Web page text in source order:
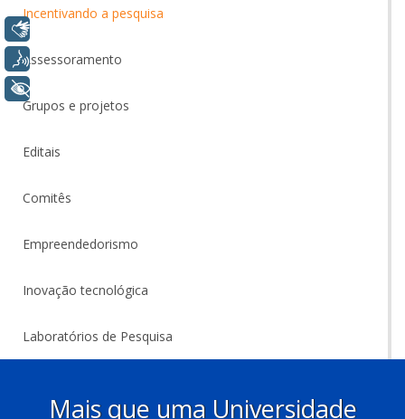
Incentivando a pesquisa
Assessoramento
Grupos e projetos
Editais
Comitês
Empreendedorismo
Inovação tecnológica
Laboratórios de Pesquisa
Mais que uma Universidade
Voz